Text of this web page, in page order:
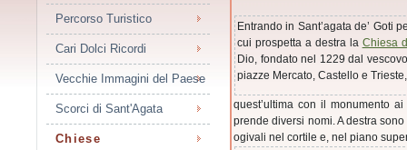
Percorso Turistico
Cari Dolci Ricordi
Vecchie Immagini del Paese
Scorci di Sant'Agata
Chiese
Entrando in Sant’agata de’ Goti
cui prospetta a destra la Chiesa
Dio, fondato nel 1229 dal
piazze Mercato, Castello e
quest’ultima con il monumento
prende diversi nomi. A destra
ogivali nel cortile e, nel piano